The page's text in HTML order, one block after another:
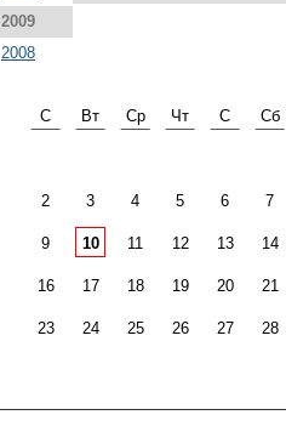
2009
2008
С Вт Ср Чт С Сб
2 3 4 5 6 7
9 10 11 12 13 14
16 17 18 19 20 21
23 24 25 26 27 28